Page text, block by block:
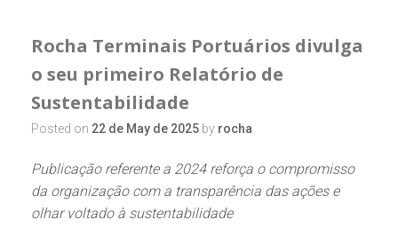
Rocha Terminais Portuários divulga
o seu primeiro Relatório de
Sustentabilidade
Posted on 22 de May de 2025 by rocha
Publicação referente a 2024 reforça o compromisso
da organização com a transparência das ações e
olhar voltado à sustentabilidade